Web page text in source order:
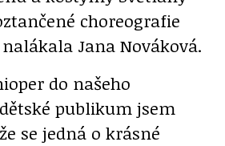
choreografie
nalákala Jana Nováková.
do našeho
publikum jsem
se jedná o krásné